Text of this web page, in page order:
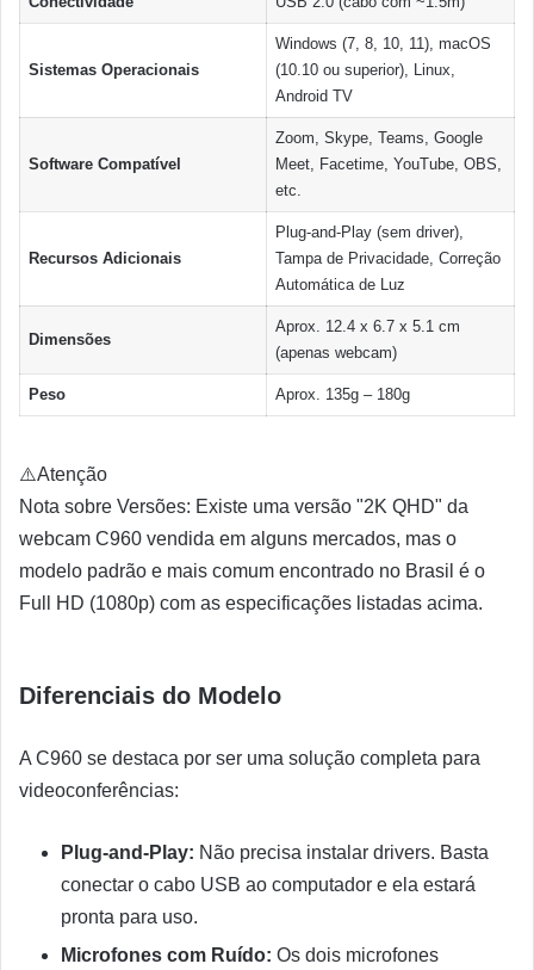
Sistemas Operacionais
Windows (7, 8, 10, 11), macOS
(10.10 ou superior), Linux,
Android TV
Software Compatível
Zoom, Skype, Teams, Google
Meet, Facetime, YouTube, OBS,
etc.
Recursos Adicionais
Plug-and-Play (sem driver),
Tampa de Privacidade, Correção
Automática de Luz
Dimensões
Aprox. 12.4 x 6.7 x 5.1 cm
(apenas webcam)
Peso Aprox. 135g – 180g
⚠️Atenção
Nota sobre Versões: Existe uma versão "2K QHD" da
webcam C960 vendida em alguns mercados, mas o
modelo padrão e mais comum encontrado no Brasil é o
Full HD (1080p) com as especificações listadas acima.
Diferenciais do Modelo
A C960 se destaca por ser uma solução completa para
videoconferências:
Plug-and-Play: Não precisa instalar drivers. Basta
conectar o cabo USB ao computador e ela estará
pronta para uso.
Microfones com Ruído: Os dois microfones